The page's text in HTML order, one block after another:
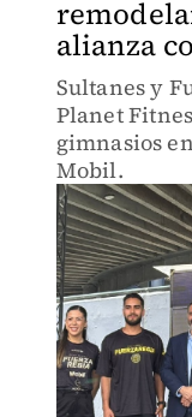
alianza
Sultanes y
Planet
gimnasios
Mobil.